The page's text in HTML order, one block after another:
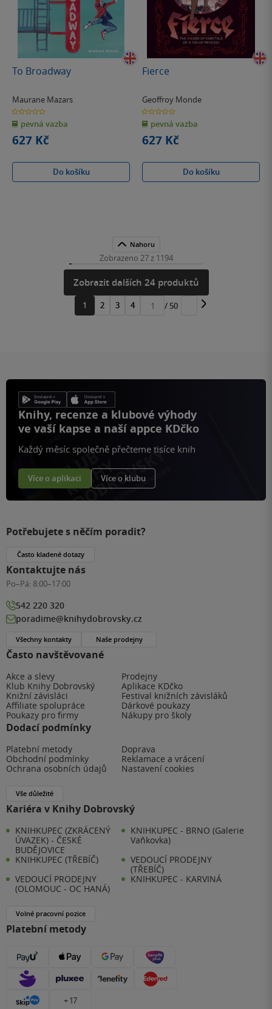
To Broadway
Maurane Mazars
0.0
z
5
hvězdiček
pevná vazba
627 Kč
Do košíku
Fierce
Geoffroy Monde
0.0
z
5
hvězdiček
pevná vazba
627 Kč
Do košíku
Nahoru
Zobrazeno 27 z 1194
Zobrazit dalších 24 produktů
1 2 3 4
Přejít
/ 50
Knihy, recenze a klubové výhody
ve vaší kapse a naší appce KDčko
Každý měsíc společně přečteme tisíce knih
Více o aplikaci Více o klubu
Často navštěvované
Akce a slevy
Prodejny
Klub Knihy Dobrovský
Aplikace KDčko
Knižní závisláci
Festival knižních závisláků
Affiliate spolupráce
Dárkové poukazy
Poukazy pro firmy
Nákupy pro školy
Dodací podmínky
Platební metody
Doprava
Obchodní podmínky
Reklamace a vrácení
Ochrana osobních údajů
Nastavení cookies
Vše důležité
Kariéra v Knihy Dobrovský
KNIHKUPEC (ZKRÁCENÝ
ÚVAZEK) - ČESKÉ
BUDĚJOVICE
KNIHKUPEC - BRNO (Galerie
Vaňkovka)
KNIHKUPEC (TŘEBÍČ)
VEDOUCÍ PRODEJNY
(TŘEBÍČ)
VEDOUCÍ PRODEJNY
(OLOMOUC - OC HANÁ)
KNIHKUPEC - KARVINÁ
Volné pracovní pozice
Platební metody
+ 17
Potřebujete s něčím poradit?
Často kladené dotazy
Kontaktujte nás
Po–Pá: 8:00–17:00
542 220 320
poradime@knihydobrovsky.cz
Všechny kontakty Naše prodejny